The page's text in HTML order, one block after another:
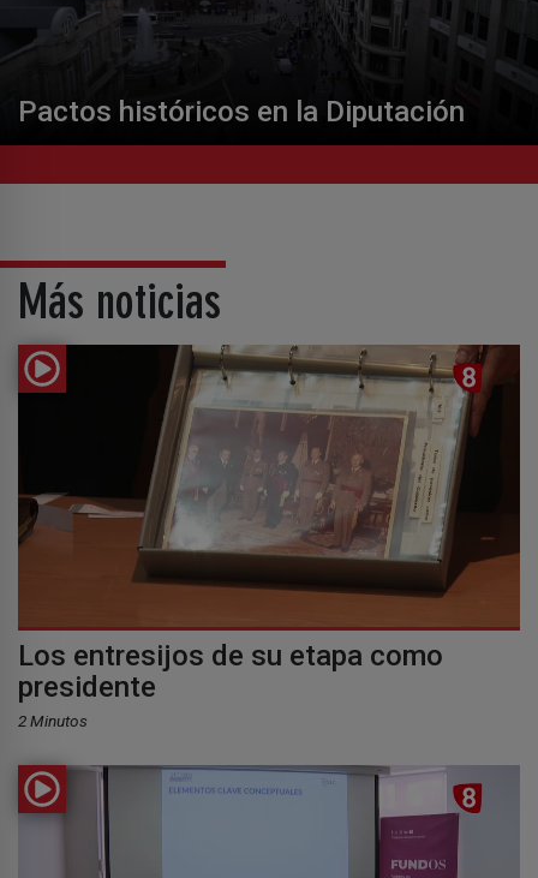
Pactos históricos en la Diputación
Más noticias
Los entresijos de su etapa como
presidente
2 Minutos